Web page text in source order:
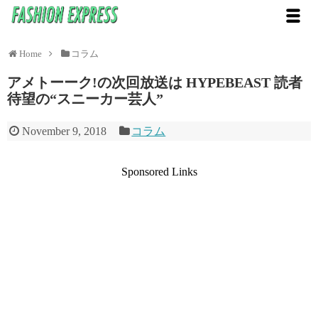
Home コラム
アメトーーク!の次回放送は HYPEBEAST 読者
待望の“スニーカー芸人”
November 9, 2018 コラム
Sponsored Links